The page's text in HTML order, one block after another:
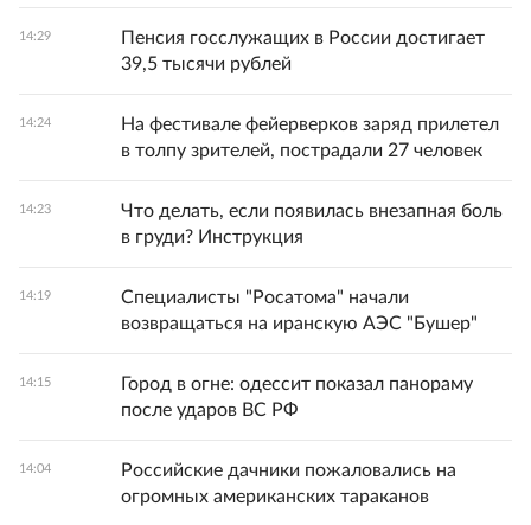
14:29
Пенсия госслужащих в России достигает
39,5 тысячи рублей
14:24
На фестивале фейерверков заряд прилетел
в толпу зрителей, пострадали 27 человек
14:23
Что делать, если появилась внезапная боль
в груди? Инструкция
14:19
Специалисты "Росатома" начали
возвращаться на иранскую АЭС "Бушер"
14:15
Город в огне: одессит показал панораму
после ударов ВС РФ
14:04
Российские дачники пожаловались на
огромных американских тараканов